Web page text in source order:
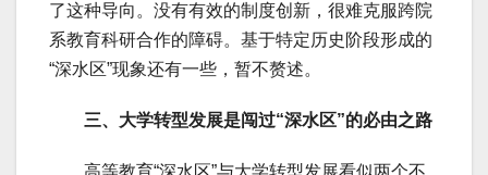
了这种导向。没有有效的制度创新，很难克服跨院
系教育科研合作的障碍。基于特定历史阶段形成的
“深水区”现象还有一些，暂不赘述。
三、大学转型发展是闯过“深水区”的必由之路